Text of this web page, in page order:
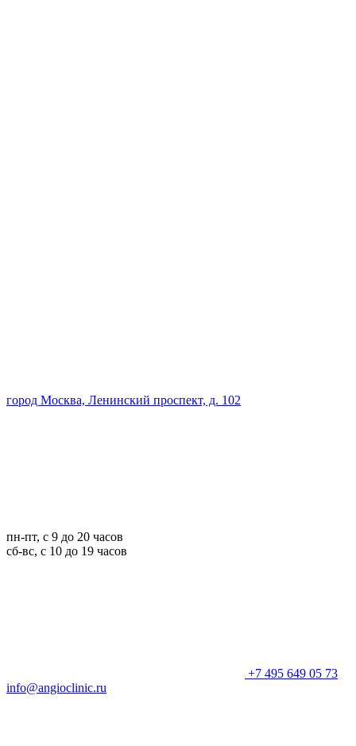
город Москва, Ленинский проспект, д. 102
пн-пт, с 9 до 20 часов
сб-вс, с 10 до 19 часов
+7 495 649 05 73
info@angioclinic.ru